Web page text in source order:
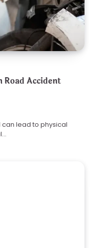
Road Accident
lead to physical